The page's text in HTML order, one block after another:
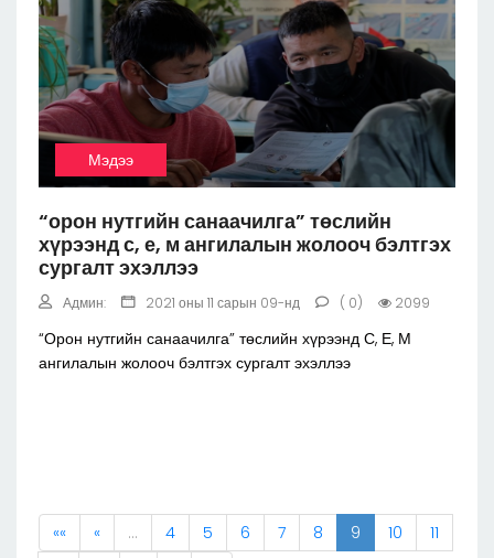
Мэдээ
“орон нутгийн санаачилга” төслийн
хүрээнд с, е, м ангилалын жолооч бэлтгэх
сургалт эхэллээ
Админ: 2021 оны 11 сарын 09-нд ( 0) 2099
“Орон нутгийн санаачилга” төслийн хүрээнд С, Е, М
ангилалын жолооч бэлтгэх сургалт эхэллээ
«« « … 4 5 6 7 8 9 10
11